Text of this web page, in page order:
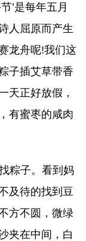
’是每年五月
人屈原而产生
龙舟呢!我们这
子插艾草带香
天正好放假，
有蜜枣的咸肉
粽子。看到妈
及待的找到豆
方不圆，微绿
夹在中间，白